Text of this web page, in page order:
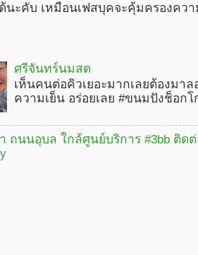
นะคับ เหมือนเฟสบุคจะคุ้มครองคว
ศรีจันทร์นมสด
เห็นคนต่อคิวเยอะมากเลยต้องมา
ความเย็น อร่อยเลย #ขนมปังช็อก
ถนนอุบล ใกล้ศูนย์บริการ #3bb ติดต่